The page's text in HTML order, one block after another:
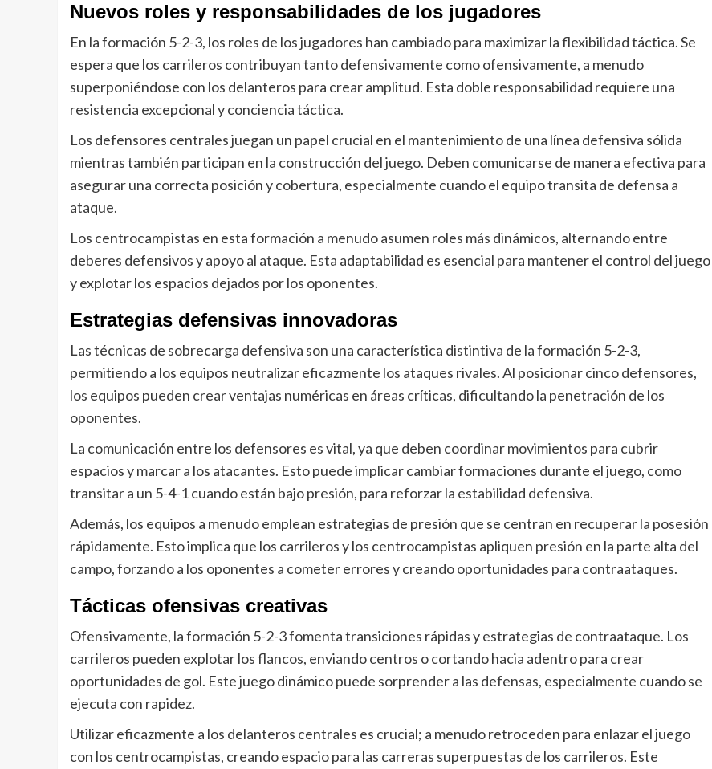
Nuevos roles y responsabilidades de los jugadores
En la formación 5-2-3, los roles de los jugadores han cambiado para maximizar la flexibilidad táctica. Se
espera que los carrileros contribuyan tanto defensivamente como ofensivamente, a menudo
superponiéndose con los delanteros para crear amplitud. Esta doble responsabilidad requiere una
resistencia excepcional y conciencia táctica.
Los defensores centrales juegan un papel crucial en el mantenimiento de una línea defensiva sólida
mientras también participan en la construcción del juego. Deben comunicarse de manera efectiva para
asegurar una correcta posición y cobertura, especialmente cuando el equipo transita de defensa a
ataque.
Los centrocampistas en esta formación a menudo asumen roles más dinámicos, alternando entre
deberes defensivos y apoyo al ataque. Esta adaptabilidad es esencial para mantener el control del juego
y explotar los espacios dejados por los oponentes.
Estrategias defensivas innovadoras
Las técnicas de sobrecarga defensiva son una característica distintiva de la formación 5-2-3,
permitiendo a los equipos neutralizar eficazmente los ataques rivales. Al posicionar cinco defensores,
los equipos pueden crear ventajas numéricas en áreas críticas, dificultando la penetración de los
oponentes.
La comunicación entre los defensores es vital, ya que deben coordinar movimientos para cubrir
espacios y marcar a los atacantes. Esto puede implicar cambiar formaciones durante el juego, como
transitar a un 5-4-1 cuando están bajo presión, para reforzar la estabilidad defensiva.
Además, los equipos a menudo emplean estrategias de presión que se centran en recuperar la posesión
rápidamente. Esto implica que los carrileros y los centrocampistas apliquen presión en la parte alta del
campo, forzando a los oponentes a cometer errores y creando oportunidades para contraataques.
Tácticas ofensivas creativas
Ofensivamente, la formación 5-2-3 fomenta transiciones rápidas y estrategias de contraataque. Los
carrileros pueden explotar los flancos, enviando centros o cortando hacia adentro para crear
oportunidades de gol. Este juego dinámico puede sorprender a las defensas, especialmente cuando se
ejecuta con rapidez.
Utilizar eficazmente a los delanteros centrales es crucial; a menudo retroceden para enlazar el juego
con los centrocampistas, creando espacio para las carreras superpuestas de los carrileros. Este